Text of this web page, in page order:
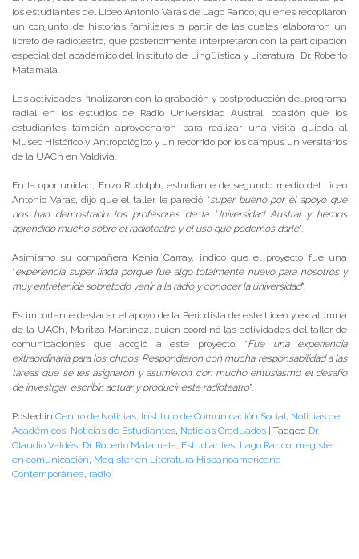
los estudiantes del Liceo Antonio Varas de Lago Ranco, quienes recopilaron
un conjunto de historias familiares a partir de las cuales elaboraron un
libreto de radioteatro, que posteriormente interpretaron con la participación
especial del académico del Instituto de Lingüística y Literatura, Dr. Roberto
Matamala.
Las actividades finalizaron con la grabación y postproducción del programa
radial en los estudios de Radio Universidad Austral, ocasión que los
estudiantes también aprovecharon para realizar una visita guiada al
Museo Histórico y Antropológico y un recorrido por los campus universitarios
de la UACh en Valdivia.
En la oportunidad, Enzo Rudolph, estudiante de segundo medio del Liceo
Antonio Varas, dijo que el taller le pareció “super bueno por el apoyo que
nos han demostrado los profesores de la Universidad Austral y hemos
aprendido mucho sobre el radioteatro y el uso que podemos darle”.
Asimismo su compañera Kenia Carray, indicó que el proyecto fue una
“experiencia super linda porque fue algo totalmente nuevo para nosotros y
muy entretenida sobretodo venir a la radio y conocer la universidad”.
Es importante destacar el apoyo de la Periodista de este Liceo y ex alumna
de la UACh, Maritza Martínez, quien coordinó las actividades del taller de
comunicaciones que acogió a este proyecto. “Fue una experiencia
extraordinaria para los chicos. Respondieron con mucha responsabilidad a las
tareas que se les asignaron y asumieron con mucho entusiasmo el desafío
de investigar, escribir, actuar y producir este radioteatro”.
Posted in Centro de Noticias, Instituto de Comunicación Social, Noticias de
Académicos, Noticias de Estudiantes, Noticias Graduados Tagged Dr.
Claudio Valdés, Dr. Roberto Matamala, Estudiantes, Lago Ranco, magíster
en comunicación, Magíster en Literatura Hispanoamericana
Contemporánea, radio